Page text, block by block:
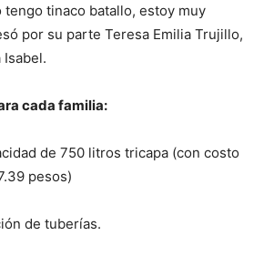
tengo tinaco batallo, estoy muy
por su parte Teresa Emilia Trujillo,
Isabel.
cada familia:
de 750 litros tricapa (con costo
pesos)
de tuberías.